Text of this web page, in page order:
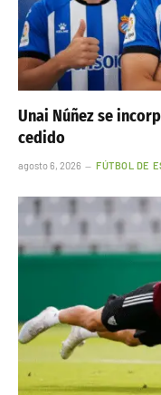
Unai Núñez se
cedido
agosto 6, 2026 FÚTBOL DE